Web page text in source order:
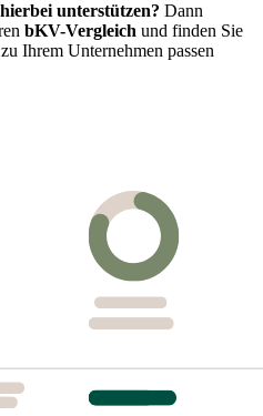
unterstützen? Dann
bKV-Vergleich und finden Sie
Ihrem Unternehmen passen